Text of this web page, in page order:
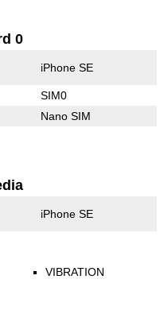
0
iPhone SE
SIM0
Nano SIM
iPhone SE
VIBRATION